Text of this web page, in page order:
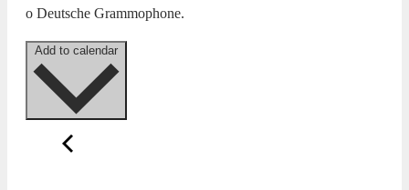
o Deutsche Grammophone.